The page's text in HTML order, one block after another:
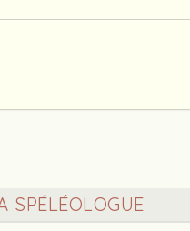
SPÉLÉOLOGUE